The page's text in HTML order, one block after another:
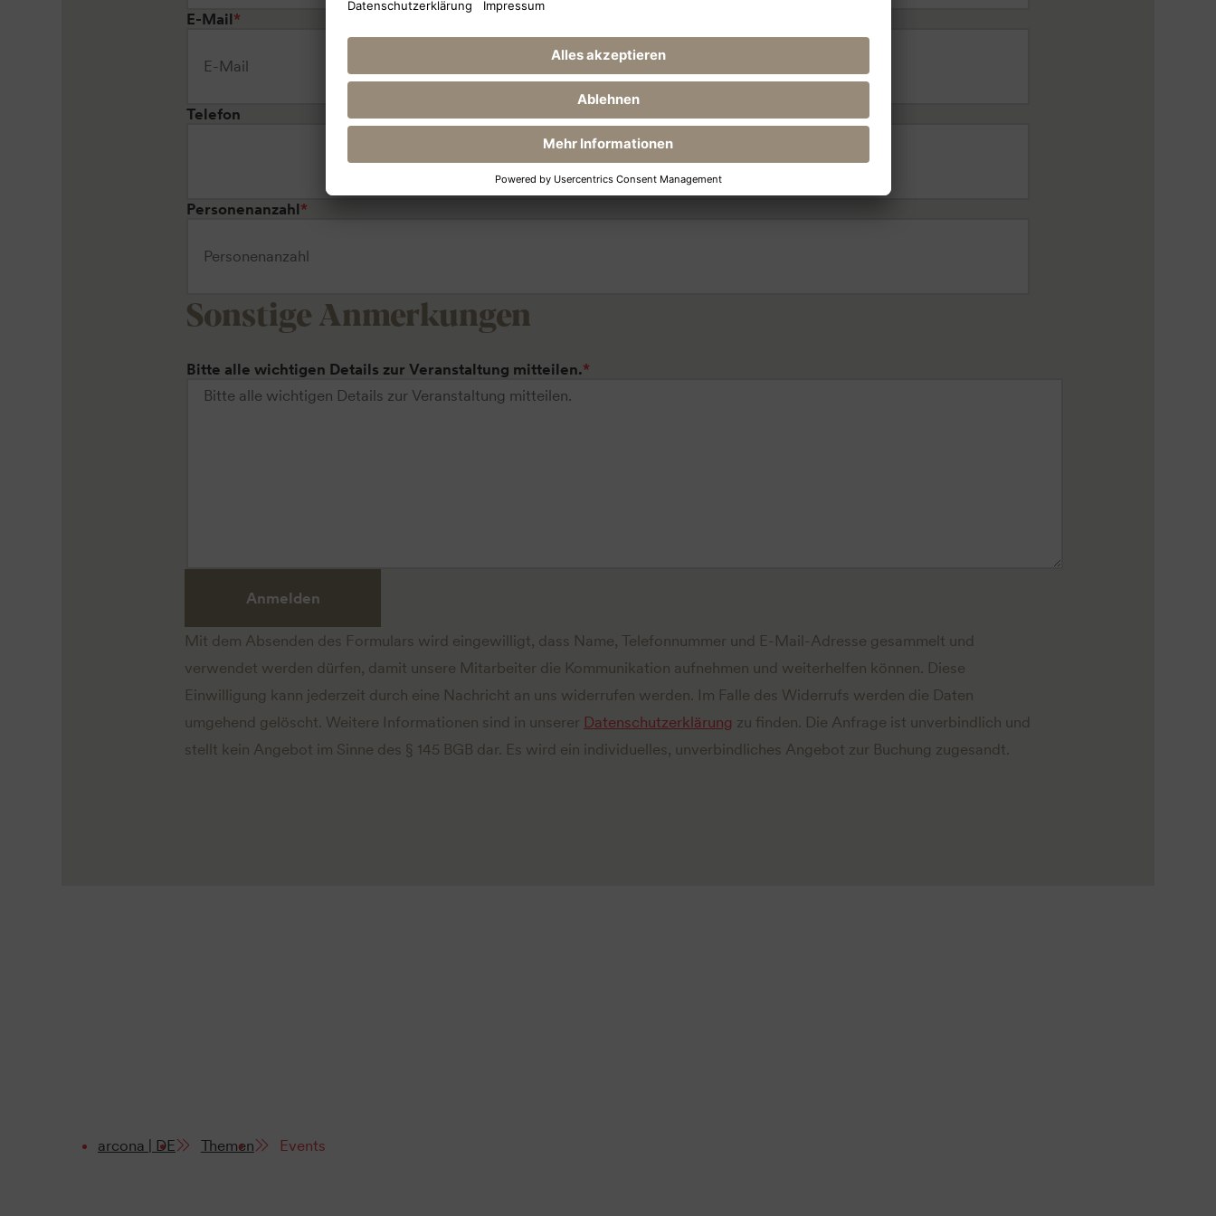
E-Mail*
Telefon
Personenanzahl*
Sonstige Anmerkungen
Bitte alle wichtigen Details zur Veranstaltung mitteilen.*
Anmelden
Mit dem Absenden des Formulars wird eingewilligt, dass Name, Telefonnummer und E-Mail-Adresse gesammelt und
verwendet werden dürfen, damit unsere Mitarbeiter die Kommunikation aufnehmen und weiterhelfen können. Diese
Einwilligung kann jederzeit durch eine Nachricht an uns widerrufen werden. Im Falle des Widerrufs werden die Daten
umgehend gelöscht. Weitere Informationen sind in unserer Datenschutzerklärung zu finden. Die Anfrage ist unverbindlich und
stellt kein Angebot im Sinne des § 145 BGB dar. Es wird ein individuelles, unverbindliches Angebot zur Buchung zugesandt.
arcona | DE Themen Events